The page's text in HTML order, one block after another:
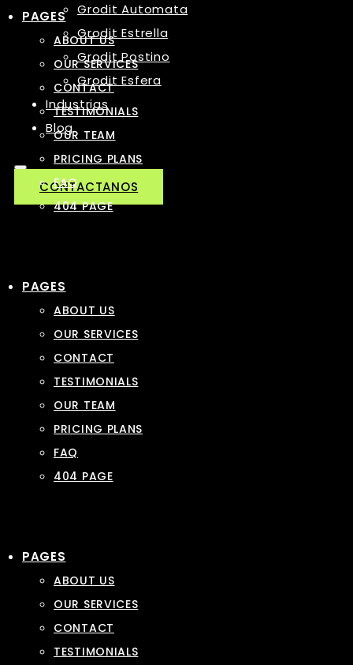
Grodit Automata
Grodit Estrella
Grodit Postino
Grodit Esfera
Industrias
Blog
CONTACTANOS
PAGES
ABOUT US
OUR SERVICES
CONTACT
TESTIMONIALS
OUR TEAM
PRICING PLANS
FAQ
404 PAGE
PAGES
ABOUT US
OUR SERVICES
CONTACT
TESTIMONIALS
OUR TEAM
PRICING PLANS
FAQ
404 PAGE
PAGES
ABOUT US
OUR SERVICES
CONTACT
TESTIMONIALS